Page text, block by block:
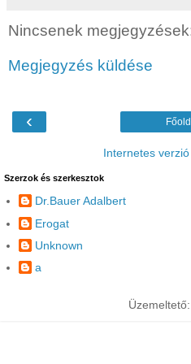
Nincsenek
Megjegyzés küldése
‹
Internetes
Szerzok és szerkesztok
Dr.Bauer Adalbert
Erogat
Unknown
a
Üzemeltető: